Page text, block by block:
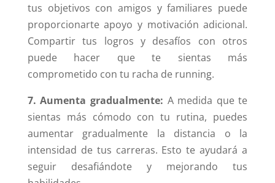
tus objetivos con amigos y familiares puede
proporcionarte apoyo y motivación adicional.
Compartir tus logros y desafíos con otros
puede hacer que te sientas más
comprometido con tu racha de running.
7. Aumenta gradualmente: A medida que te
sientas más cómodo con tu rutina, puedes
aumentar gradualmente la distancia o la
intensidad de tus carreras. Esto te ayudará a
seguir desafiándote y mejorando tus